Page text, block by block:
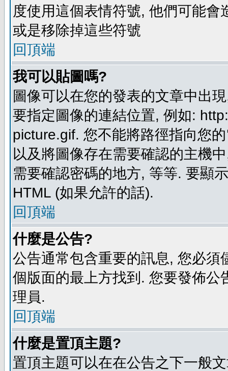
度使用這個表情符號, 他們可能
或是移除掉這些符號
回頂端
我可以貼圖嗎?
圖像可以在您的發表的文章中出
要指定圖像的連結位置, 例如:
picture.gif. 您不能將路徑指向您
以及將圖像存在需要確認的主機
需要確認密碼的地方, 等等. 要顯
HTML (如果允許的話).
回頂端
什麼是公告?
公告通常包含重要的訊息, 您必
個版面的最上方找到. 您要發佈
理員.
回頂端
什麼是置頂主題?
置頂主題可以在在公告之下一般